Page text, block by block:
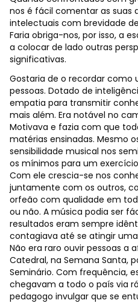
nos é fácil comentar as suas
intelectuais com brevidade
Faria obriga-nos, por isso, a
a colocar de lado outras
significativas.
Gostaria de o recordar como
pessoas. Dotado de
empatia para transmitir
mais além. Era notável no
Motivava e fazia com que
matérias ensinadas. Mesmo
sensibilidade musical nos
os mínimos para um
Com ele crescia-se nos
juntamente com os outros,
orfeão com qualidade em
ou não. A música podia ser
resultados eram sempre
contagiava até se atingir
Não era raro ouvir pessoas a
Catedral, na Semana Santa,
Seminário. Com frequência,
chegavam a todo o país via
pedagogo invulgar que se